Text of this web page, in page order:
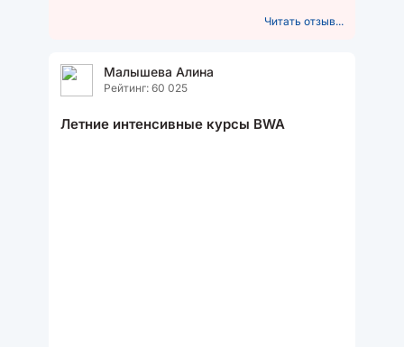
Читать отзыв...
Малышева Алина
Рейтинг: 60 025
Летние интенсивные курсы BWA